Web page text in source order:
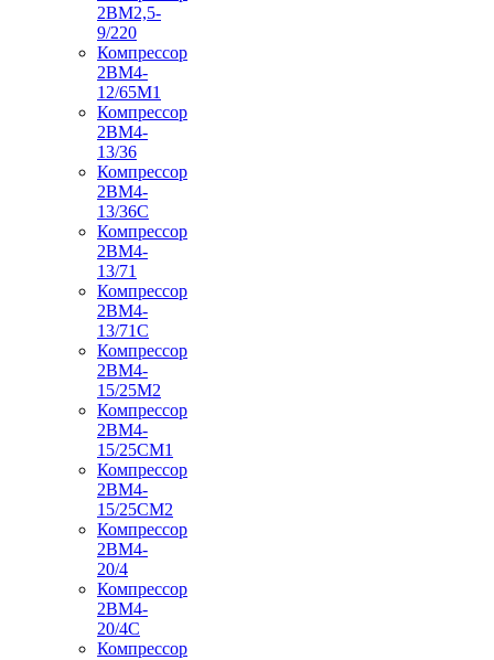
2ВМ2,5-
9/220
Компрессор
2ВМ4-
12/65М1
Компрессор
2ВМ4-
13/36
Компрессор
2ВМ4-
13/36С
Компрессор
2ВМ4-
13/71
Компрессор
2ВМ4-
13/71С
Компрессор
2ВМ4-
15/25М2
Компрессор
2ВМ4-
15/25СМ1
Компрессор
2ВМ4-
15/25СМ2
Компрессор
2ВМ4-
20/4
Компрессор
2ВМ4-
20/4С
Компрессор